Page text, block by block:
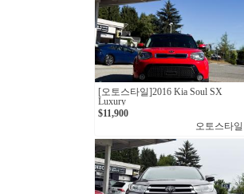
[오토스타일]2016 Kia Soul SX
Luxury
$11,900
오토스타일